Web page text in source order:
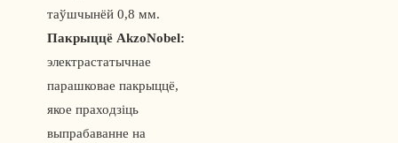
таўшчынёй 0,8 мм.
Пакрыццё AkzoNobel:
электрастатычнае
парашковае пакрыццё,
якое праходзіць
выпрабаванне на